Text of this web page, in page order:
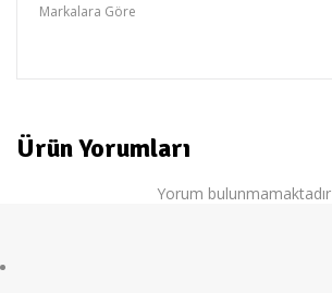
Markalara Göre
Ürün Yorumları
Yorum bulunmamaktadır